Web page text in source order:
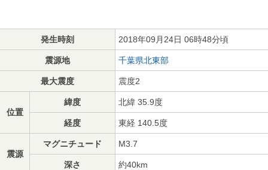
発生時刻 2018年09月24日 06時48分頃
震源地 千葉県北東部
最大震度 震度2
位置
緯度 北緯 35.9度
経度 東経 140.5度
震源
マグニチュード M3.7
深さ 約40km